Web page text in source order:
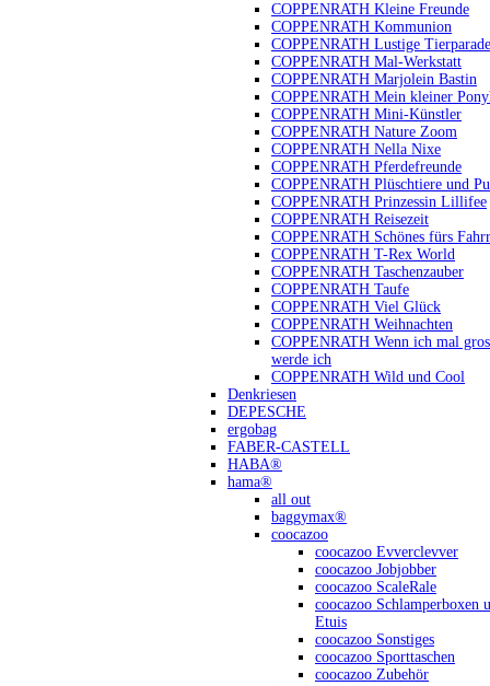
COPPENRATH Kleine Freunde
COPPENRATH Kommunion
COPPENRATH Lustige Tierparade
COPPENRATH Mal-Werkstatt
COPPENRATH Marjolein Bastin
COPPENRATH Mein kleiner
COPPENRATH Mini-Künstler
COPPENRATH Nature Zoom
COPPENRATH Nella Nixe
COPPENRATH Pferdefreunde
COPPENRATH Plüschtiere und
COPPENRATH Prinzessin Lillifee
COPPENRATH Reisezeit
COPPENRATH Schönes fürs
COPPENRATH T-Rex World
COPPENRATH Taschenzauber
COPPENRATH Taufe
COPPENRATH Viel Glück
COPPENRATH Weihnachten
COPPENRATH Wenn ich mal
werde ich
COPPENRATH Wild und Cool
Denkriesen
DEPESCHE
ergobag
FABER-CASTELL
HABA®
hama®
all out
baggymax®
coocazoo
coocazoo Evverclevver
coocazoo Jobjobber
coocazoo ScaleRale
coocazoo Schlamperboxen
Etuis
coocazoo Sonstiges
coocazoo Sporttaschen
coocazoo Zubehör